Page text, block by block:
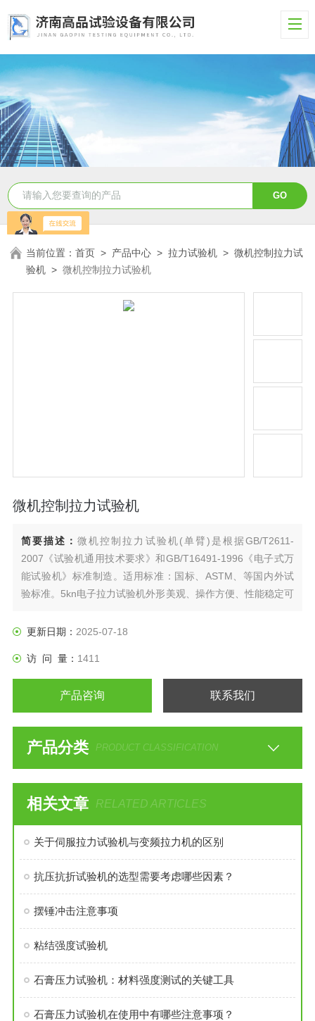
当前位置：首页 > 产品中心 >拉力试验机 >微机控制拉力试
验机 >微机控制拉力试验机
微机控制拉力试验机
简要描述：微机控制拉力试验机(单臂)是根据GB/T2611-
2007《试验机通用技术要求》和GB/T16491-1996《电子式万
能试验机》标准制造。适用标准：国标、ASTM、等国内外试
验标准。5kn电子拉力试验机外形美观、操作方便、性能稳定可
更新日期： 2025-07-18
访 问 量： 1411
产品咨询 联系我们
产品分类 PRODUCT CLASSIFICATION
相关文章 RELATED ARTICLES
关于伺服拉力试验机与变频拉力机的区别
抗压抗折试验机的选型需要考虑哪些因素？
摆锤冲击注意事项
粘结强度试验机
石膏压力试验机：材料强度测试的关键工具
石膏压力试验机在使用中有哪些注意事项？